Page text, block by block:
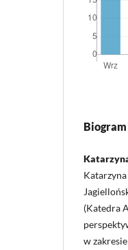
(Katedra
w